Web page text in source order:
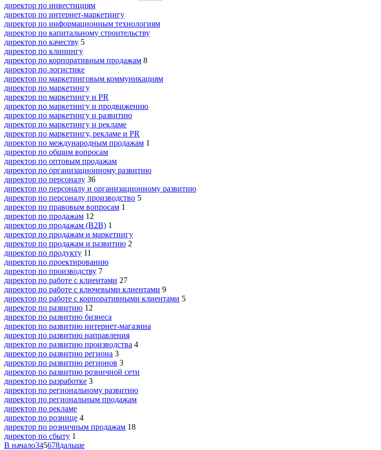
директор по инвестициям
директор по интернет-маркетингу
директор по информационным технологиям
директор по капитальному строительству
директор по качеству 5
директор по клинингу
директор по корпоративным продажам 8
директор по логистике
директор по маркетинговым коммуникациям
директор по маркетингу
директор по маркетингу и PR
директор по маркетингу и продвижению
директор по маркетингу и развитию
директор по маркетингу и рекламе
директор по маркетингу, рекламе и PR
директор по международным продажам 1
директор по общим вопросам
директор по оптовым продажам
директор по организационному развитию
директор по персоналу 36
директор по персоналу и организационному развитию
директор по персоналу производство 5
директор по правовым вопросам 1
директор по продажам 12
директор по продажам (B2B) 1
директор по продажам и маркетингу
директор по продажам и развитию 2
директор по продукту 11
директор по проектированию
директор по производству 7
директор по работе с клиентами 27
директор по работе с ключевыми клиентами 9
директор по работе с корпоративными клиентами 5
директор по развитию 12
директор по развитию бизнеса
директор по развитию интернет-магазина
директор по развитию направления
директор по развитию производства 4
директор по развитию региона 3
директор по развитию регионов 3
директор по развитию розничной сети
директор по разработке 3
директор по региональному развитию
директор по региональным продажам
директор по рекламе
директор по рознице 4
директор по розничным продажам 18
директор по сбыту 1
В начало345678дальше